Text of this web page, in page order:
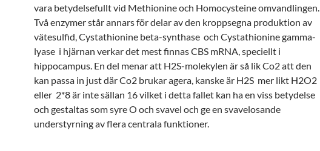
vara betydelsefullt vid Methionine och Homocysteine omvandlingen.
Två enzymer står annars för delar av den kroppsegna produktion av
vätesulfid, Cystathionine beta-synthase och Cystathionine gamma-
lyase i hjärnan verkar det mest finnas CBS mRNA, speciellt i
hippocampus. En del menar att H2S-molekylen är så lik Co2 att den
kan passa in just där Co2 brukar agera, kanske är H2S mer likt H2O2
eller 2*8 är inte sällan 16 vilket i detta fallet kan ha en viss betydelse
och gestaltas som syre O och svavel och ge en svavelosande
understyrning av flera centrala funktioner.